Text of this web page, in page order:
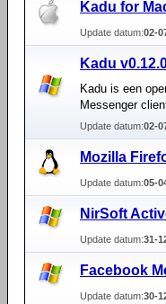
Kadu for
Update datum:02-
Kadu
Kadu is een
Messenger
Update datum:02-
Mozilla
Update datum:05-
NirSoft
Update datum:31-
Facebook
Update datum:30-